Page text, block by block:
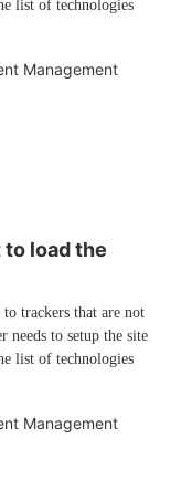
list of technologies
Management
load the
trackers that are not
needs to setup the site
list of technologies
Management